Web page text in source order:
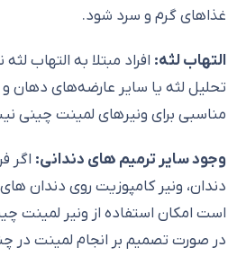
غذاهای گرم و سرد شود.
التهاب لثه: افراد مبتلا به التهاب
تحلیل لثه یا سایر عارضه‌های دهان و
مناسبی برای ونیرهای لمینت چینی
وجود سایر ترمیم های دندانی: اگر
دندان، ونیر کامپوزیت روی دندان
است امکان استفاده از ونیر لمینت
در صورت تصمیم بر انجام لمینت در